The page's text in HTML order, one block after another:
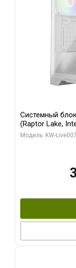
Системный
(Raptor Lake,
модуля)/
Модель: KW-